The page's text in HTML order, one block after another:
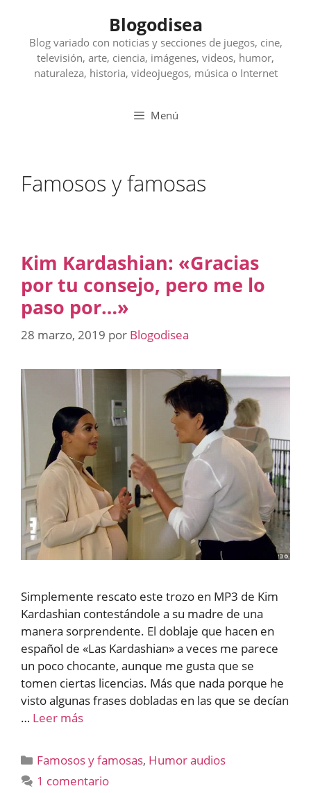
contenido
Blogodisea
Blog variado con noticias y secciones de juegos, cine,
televisión, arte, ciencia, imágenes, videos, humor,
naturaleza, historia, videojuegos, música o Internet
Menú
Famosos y famosas
Kim Kardashian: «Gracias
por tu consejo, pero me lo
paso por…»
28 marzo, 2019 por Blogodisea
Simplemente rescato este trozo en MP3 de Kim
Kardashian contestándole a su madre de una
manera sorprendente. El doblaje que hacen en
español de «Las Kardashian» a veces me parece
un poco chocante, aunque me gusta que se
tomen ciertas licencias. Más que nada porque he
visto algunas frases dobladas en las que se decían
… Leer más
Categorías
Famosos y famosas, Humor audios
1 comentario